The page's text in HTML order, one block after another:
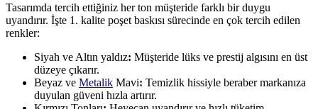
Tasarımda tercih ettiğiniz her ton müşteride farklı bir duygu
uyandırır. İşte 1. kalite poşet baskısı sürecinde en çok tercih edilen
renkler:
Siyah ve Altın yaldız: Müşteride lüks ve prestij algısını en üst
düzeye çıkarır.
Beyaz ve Metalik Mavi: Temizlik hissiyle beraber markanıza
duyulan güveni hızla artırır.